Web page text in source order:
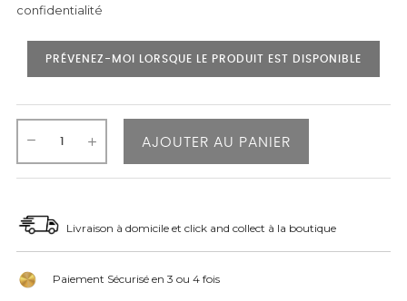
confidentialité
PRÉVENEZ-MOI LORSQUE LE PRODUIT EST DISPONIBLE
AJOUTER AU PANIER
Livraison à domicile et click and collect à la boutique
Paiement Sécurisé en 3 ou 4 fois